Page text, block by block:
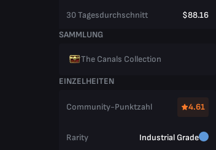
30 Tagesdurchschnitt
$88.16
SAMMLUNG
The Canals Collection
EINZELHEITEN
Community-Punktzahl 4.61
Rarity Industrial Grade